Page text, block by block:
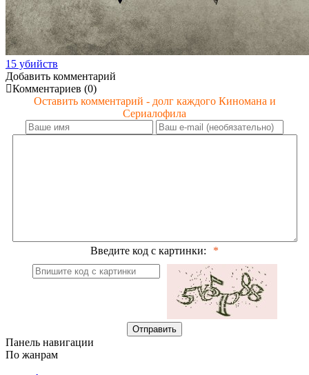
15 убийств
Добавить комментарий
Комментариев (0)
Оставить комментарий - долг каждого Киномана и
Сериалофила
Введите код с картинки:
Отправить
Панель навигации
По жанрам